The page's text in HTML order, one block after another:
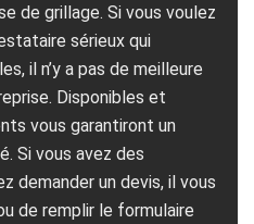
de grillage. Si vous voulez
sérieux qui
il n’y a pas de meilleure
Disponibles et
vous garantiront un
Si vous avez des
demander un devis, il vous
de remplir le formulaire